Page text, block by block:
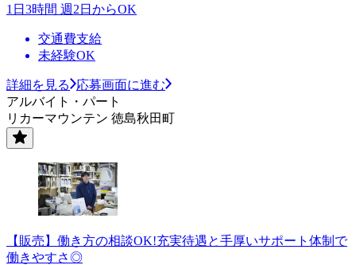
1日3時間 週2日からOK
交通費支給
未経験OK
詳細を見る
応募画面に進む
アルバイト・パート
リカーマウンテン 徳島秋田町
【販売】働き方の相談OK!充実待遇と手厚いサポート体制で
働きやすさ◎